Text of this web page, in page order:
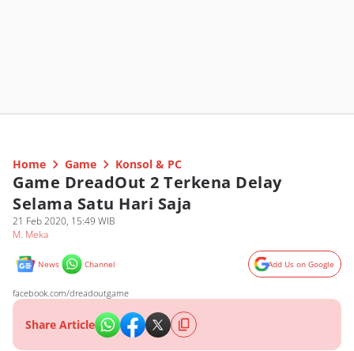
Home Game Konsol & PC
Game DreadOut 2 Terkena Delay
Selama Satu Hari Saja
21 Feb 2020, 15:49 WIB
M. Meka
News Channel Add Us on Google
facebook.com/dreadoutgame
Share Article